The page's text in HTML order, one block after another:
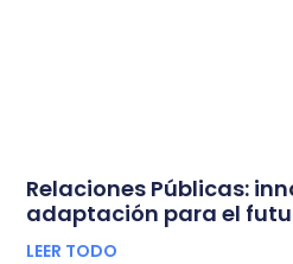
Relaciones Públicas:
adaptación para el
LEER TODO